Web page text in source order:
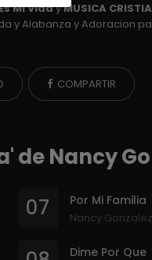
Mi VidayMUSICA
y Alabanza y Adoracion
COMPARTIR
de Nancy
07 Por Mi Familia
Nancy Gonzalez
Dime Por Que